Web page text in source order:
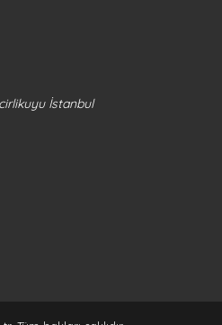
İstanbul